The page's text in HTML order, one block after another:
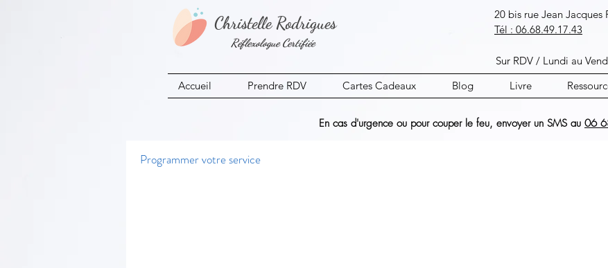
Christelle Rodrigues
Réflexologue Certifiée
20 bis rue Jean Jacques
​Tél : 06.68.49.17.43
Accueil Prendre RDV Cartes Cadeaux Blog Livre
Sur RDV / Lundi au
En cas d'urgence ou pour couper le feu, envoyer un SMS au 06
Programmer votre service